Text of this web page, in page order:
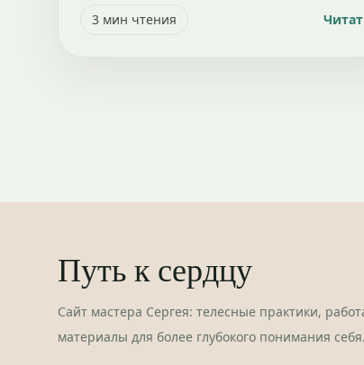
3 мин чтения
Путь к сердцу
Сайт мастера Сергея: телесные практики,
материалы для более глубокого понимания себя.